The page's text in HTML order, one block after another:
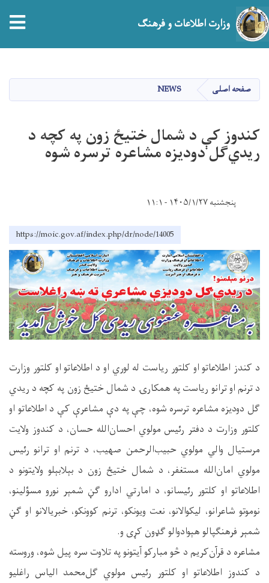
content
وزارت اطلاعات و فرهنگ
صفحه اصلی NEWS
کندوز کې د شمال ختیځ زون په کچه د
ریدي‌ګل دودیزه مشاعره ترسره شوه
پنجشنبه ۱۴۰۵/۱/۲۷ - ۱۱:۱
https://moic.gov.af/index.php/dr/node/14005
د کندز اطلاعاتو او کلتور ریاست له لوري او د اطلاعاتو او کلتور وزارت
د ترنم او ترانو ریاست په همکارۍ د شمال ختیځ زون په کچه د ریدي
ګل دودیزه مشاعره ترسره شوه، چې په دې مشاعرې کې د اطلاعاتو او
کلتور وزارت د دفتر رئیس مولوي احسان‌الله حسان، د کندوز ولایت
مرستیال والي مولوي حبیب‌الرحمن صهیب، د ترنم او ترانو رئیس
مولوي امان‌الله مستغفر، د شمال ختیځ زون د بېلابېلو ولایتونو د
اطلاعاتو او کلتور رئیسانو، د امارتي ادارو ګڼ شمېر نورو مسؤلینو،
نوموتو شاعرانو، لیکوالانو، نعت ویونکو، ترنم کوونکو، خبریالانو او ګڼ
شمېر فرهنګپالو هېوادوالو ګډون کړی و.
مشاعره د قرآن‌کریم د څو مبارکو آیتونو په تلاوت سره پیل شوه، وروسته
د کندوز اطلاعاتو او کلتور رئیس مولوي ګل‌محمد الیاس راغلیو